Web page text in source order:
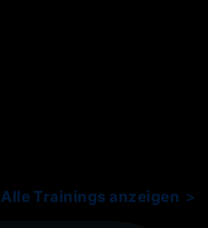
Alle Trainings anzeigen